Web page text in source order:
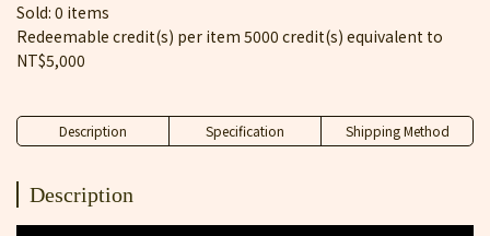
Sold: 0 items
Redeemable credit(s) per item 5000 credit(s) equivalent to
NT$5,000
Description Specification Shipping Method
Description